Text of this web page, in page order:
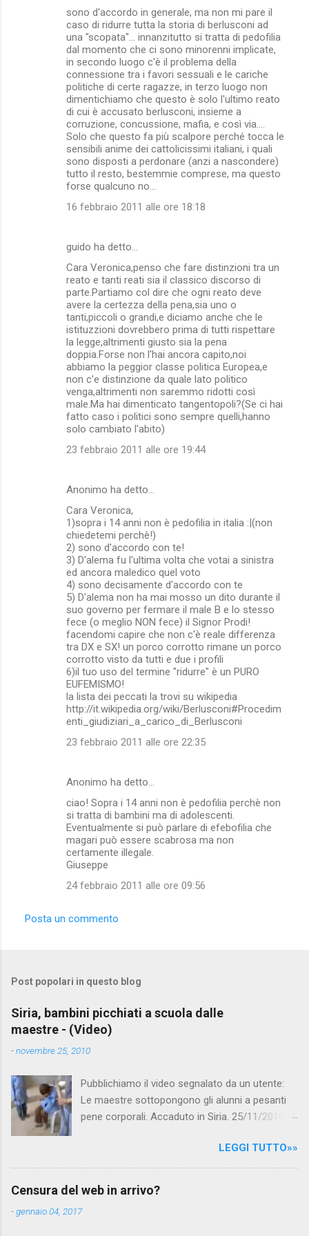
sono d'accordo in generale, ma non mi pare il
caso di ridurre tutta la storia di berlusconi ad
una "scopata"... innanzitutto si tratta di pedofilia
dal momento che ci sono minorenni implicate,
in secondo luogo c'è il problema della
connessione tra i favori sessuali e le cariche
politiche di certe ragazze, in terzo luogo non
dimentichiamo che questo è solo l'ultimo reato
di cui è accusato berlusconi, insieme a
corruzione, concussione, mafia, e così via....
Solo che questo fa più scalpore perché tocca le
sensibili anime dei cattolicissimi italiani, i quali
sono disposti a perdonare (anzi a nascondere)
tutto il resto, bestemmie comprese, ma questo
forse qualcuno no...
16 febbraio 2011 alle ore 18:18
guido ha detto…
Cara Veronica,penso che fare distinzioni tra un
reato e tanti reati sia il classico discorso di
parte.Partiamo col dire che ogni reato deve
avere la certezza della pena,sia uno o
tanti,piccoli o grandi,e diciamo anche che le
istituzzioni dovrebbero prima di tutti rispettare
la legge,altrimenti giusto sia la pena
doppia.Forse non l'hai ancora capito,noi
abbiamo la peggior classe politica Europea,e
non c'e distinzione da quale lato politico
venga,altrimenti non saremmo ridotti così
male.Ma hai dimenticato tangentopoli?(Se ci hai
fatto caso i politici sono sempre quelli,hanno
solo cambiato l'abito)
23 febbraio 2011 alle ore 19:44
Anonimo ha detto…
Cara Veronica,
1)sopra i 14 anni non è pedofilia in italia :|(non
chiedetemi perchè!)
2) sono d'accordo con te!
3) D'alema fu l'ultima volta che votai a sinistra
ed ancora maledico quel voto
4) sono decisamente d'accordo con te
5) D'alema non ha mai mosso un dito durante il
suo governo per fermare il male B e lo stesso
fece (o meglio NON fece) il Signor Prodi!
facendomi capire che non c'è reale differenza
tra DX e SX! un porco corrotto rimane un porco
corrotto visto da tutti e due i profili
6)il tuo uso del termine "ridurre" è un PURO
EUFEMISMO!
la lista dei peccati la trovi su wikipedia
http://it.wikipedia.org/wiki/Berlusconi#Procedim
enti_giudiziari_a_carico_di_Berlusconi
23 febbraio 2011 alle ore 22:35
Anonimo ha detto…
ciao! Sopra i 14 anni non è pedofilia perchè non
si tratta di bambini ma di adolescenti.
Eventualmente si può parlare di efebofilia che
magari può essere scabrosa ma non
certamente illegale.
Giuseppe
24 febbraio 2011 alle ore 09:56
Posta un commento
Post popolari in questo blog
Siria, bambini picchiati a scuola dalle
maestre - (Video)
-novembre 25, 2010
Pubblichiamo il video segnalato da un utente:
Le maestre sottopongono gli alunni a pesanti
pene corporali. Accaduto in Siria. 25/11/2010
Canale 5 "Forum" si è interessato al caso,
interpellando prontamente l'ambasciata siriana,
per fare luce sulla vicenda: è emerso che il
LEGGI TUTTO»»
Censura del web in arrivo?
-gennaio 04, 2017